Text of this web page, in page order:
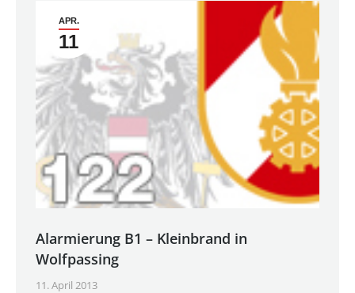
APR.
11
Alarmierung B1 – Kleinbrand in
Wolfpassing
11. April 2013